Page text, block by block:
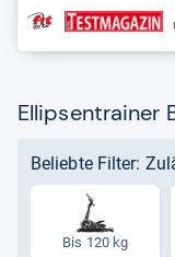
Ellipsentrainer
Beliebte Filter:
Bis 120 kg